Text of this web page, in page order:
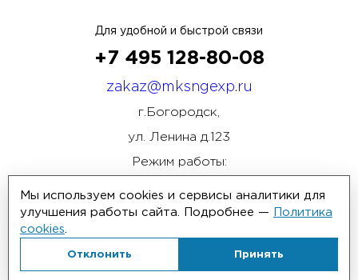
Для удобной и быстрой связи
+7 495 128-80-08
zakaz@mksngexp.ru
г.Богородск,
ул. Ленина д.123
Режим работы:
Мы используем cookies и сервисы аналитики для
улучшения работы сайта. Подробнее —
Политика
cookies
Отклонить Принять